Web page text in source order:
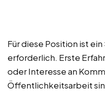
Für diese Position ist ein
erforderlich. Erste
oder Interesse an
Öffentlichkeitsarbeit